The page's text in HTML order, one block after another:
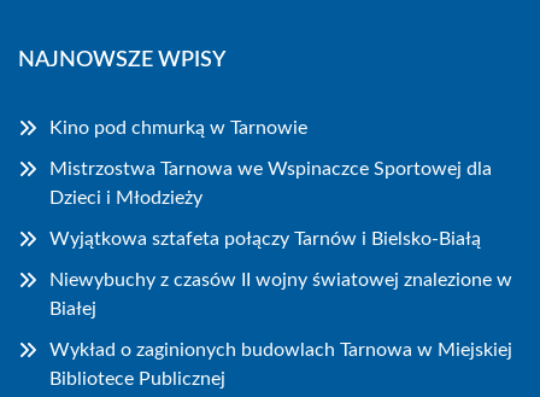
NAJNOWSZE WPISY
Kino pod chmurką w Tarnowie
Mistrzostwa Tarnowa we Wspinaczce Sportowej dla
Dzieci i Młodzieży
Wyjątkowa sztafeta połączy Tarnów i Bielsko-Białą
Niewybuchy z czasów II wojny światowej znalezione w
Białej
Wykład o zaginionych budowlach Tarnowa w Miejskiej
Bibliotece Publicznej